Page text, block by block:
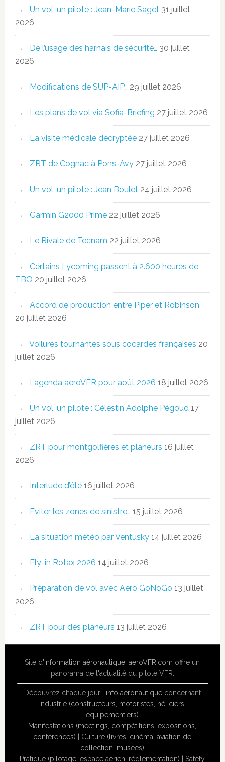
Un vol, un pilote : Jean-Marie Saget 31 juillet
2026
De l’usage des harnais de sécurité… 30 juillet
2026
Modifications de SUP-AIP… 29 juillet 2026
Les plans de vol via Sofia-Briefing 27 juillet 2026
La visite médicale décryptée 27 juillet 2026
ZRT de Cognac à Pons-Avy 27 juillet 2026
Un vol, un pilote : Jean Boulet 24 juillet 2026
Garmin G2000 Prime 22 juillet 2026
Le Rivale de Tecnam 22 juillet 2026
Certains Lycoming passent à 2.600 heures de
TBO 20 juillet 2026
Accord de production entre Piper et Robinson
20 juillet 2026
Voilures tournantes sous cocardes françaises 20
juillet 2026
L’agenda aeroVFR pour août 2026 18 juillet 2026
Un vol, un pilote : Célestin Adolphe Pégoud 17
juillet 2026
ZRT pour montgolfières et planeurs 16 juillet
2026
Interlude d’été 16 juillet 2026
Eviter les zones de sinistre… 15 juillet 2026
La situation météo par Ventusky 14 juillet 2026
Fly-in Rotax 2026 14 juillet 2026
Préparation de vol avec Aero GoNoGo 13 juillet
2026
ZRT pour des planeurs 13 juillet 2026
Site d'information aéronautique ,aeroVFR.com offre un
panorama de l'actualité du pilote VFR.
Découvrez chaque jour l'info aéronautiqueconcernant
Industrie (constructeurs, motoristes, héliciers,
équipementiers)
Manifestations (meetings, compétitions, expositions,
conférences)
Culture (livres, cinéma, aviation de
collection, musées)
Pratique (pilotage, espace aérien, réglementation) |Safety